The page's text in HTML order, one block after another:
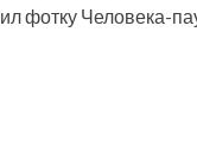
фотку Человека-